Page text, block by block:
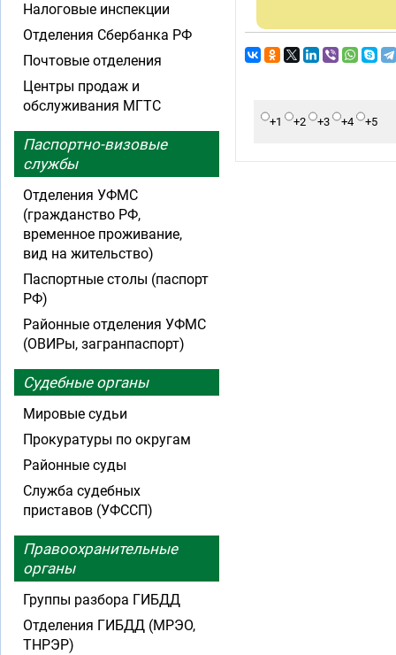
+1 +2 +3 +4 +5
Налоговые инспекции
Отделения Сбербанка РФ
Почтовые отделения
Центры продаж и
обслуживания МГТС
Паспортно-визовые
службы
Отделения УФМС
(гражданство РФ,
временное проживание,
вид на жительство)
Паспортные столы (паспорт
РФ)
Районные отделения УФМС
(ОВИРы, загранпаспорт)
Судебные органы
Мировые судьи
Прокуратуры по округам
Районные суды
Служба судебных
приставов (УФССП)
Правоохранительные
органы
Группы разбора ГИБДД
Отделения ГИБДД (МРЭО,
ТНРЭР)